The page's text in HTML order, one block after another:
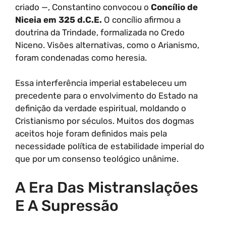
criado —, Constantino convocou o Concílio de
Niceia em 325 d.C.E. O concílio afirmou a
doutrina da Trindade, formalizada no Credo
Niceno. Visões alternativas, como o Arianismo,
foram condenadas como heresia.
Essa interferência imperial estabeleceu um
precedente para o envolvimento do Estado na
definição da verdade espiritual, moldando o
Cristianismo por séculos. Muitos dos dogmas
aceitos hoje foram definidos mais pela
necessidade política de estabilidade imperial do
que por um consenso teológico unânime.
A Era Das Mistranslações
E A Supressão